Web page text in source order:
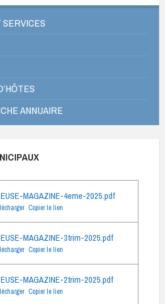
ANNUAIRE
MAGAZINE-4eme-2025.pdf
Copier le lien
MAGAZINE-3trim-2025.pdf
Copier le lien
MAGAZINE-2trim-2025.pdf
Copier le lien